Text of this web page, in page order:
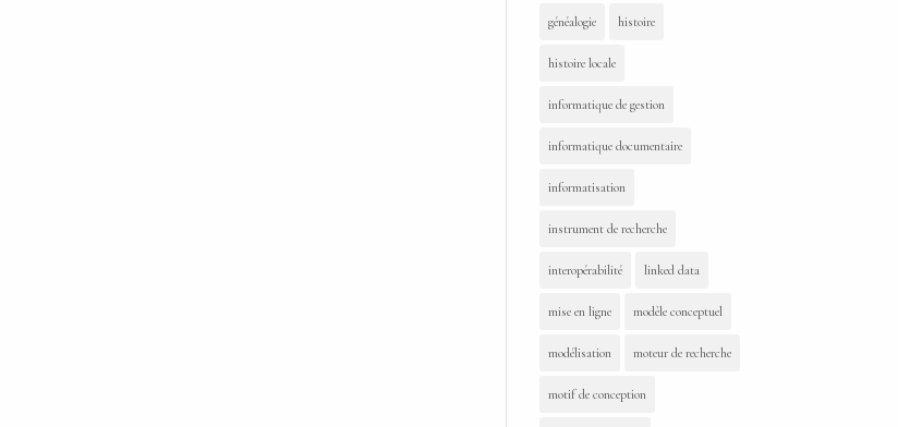
généalogie histoire
histoire locale
informatique de gestion
informatique documentaire
informatisation
instrument de recherche
interopérabilité linked data
mise en ligne modèle conceptuel
modélisation moteur de recherche
motif de conception